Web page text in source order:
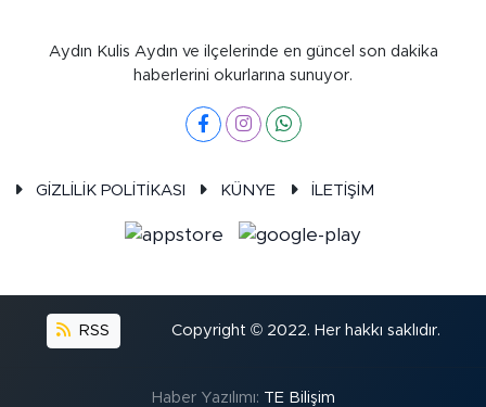
Aydın Kulis Aydın ve ilçelerinde en güncel son dakika
haberlerini okurlarına sunuyor.
GİZLİLİK POLİTİKASI KÜNYE İLETİŞİM
RSS Copyright © 2022. Her hakkı saklıdır.
Haber Yazılımı: TE Bilişim